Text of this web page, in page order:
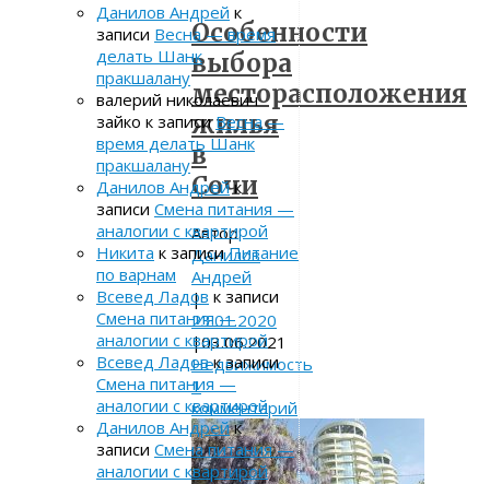
Особенности
выбора
месторасположения
жилья
в
Сочи
Автор:
Данилов
Андрей
|
23.01.2020
|03.06.2021
Недвижимость
1
комментарий
Данилов Андрей к
записи Весна — время
делать Шанк
пракшалану
валерий николаевич
зайко к записиВесна —
время делать Шанк
пракшалану
Данилов Андрейк
записи Смена питания —
аналогии с квартирой
Никита к записиПитание
по варнам
Всевед Ладов к записи
Смена питания —
аналогии с квартирой
Всевед Ладовк записи
Смена питания —
аналогии с квартирой
Данилов Андрейк
записи Смена питания —
аналогии с квартирой